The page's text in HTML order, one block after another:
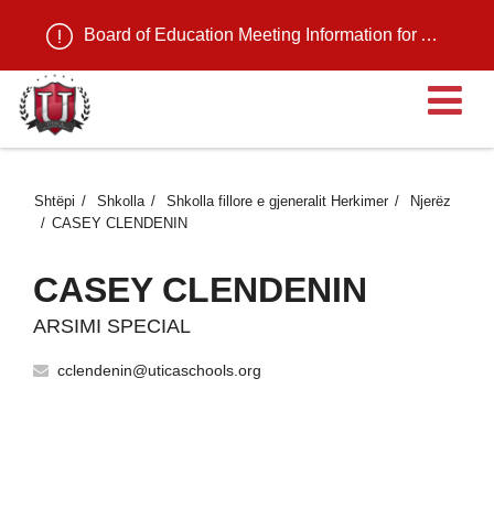
Board of Education Meeting Information for August 11, 2026
Shtëpi Shkolla Shkolla fillore e gjeneralit Herkimer
Njerëz
CASEY CLENDENIN
CASEY CLENDENIN
ARSIMI SPECIAL
cclendenin@uticaschools.org